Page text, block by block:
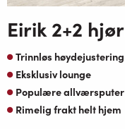
Trinnløs høydejustering
Eksklusiv lounge
Populære allværsputer
Rimelig frakt helt hjem